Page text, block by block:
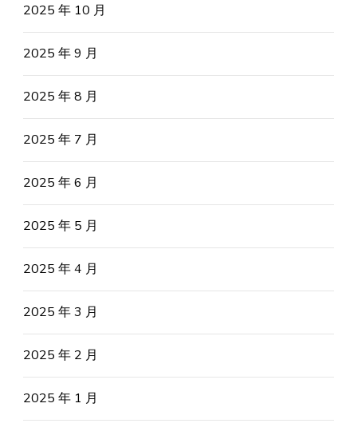
2025 年 10 月
2025 年 9 月
2025 年 8 月
2025 年 7 月
2025 年 6 月
2025 年 5 月
2025 年 4 月
2025 年 3 月
2025 年 2 月
2025 年 1 月